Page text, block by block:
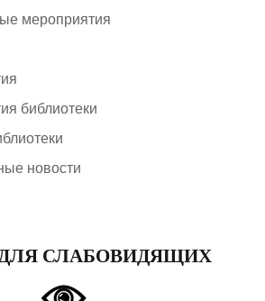
мероприятия
библиотеки
новости
СЛАБОВИДЯЩИХ